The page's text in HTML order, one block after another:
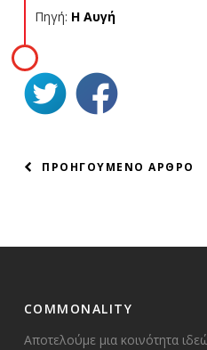
Πηγή: Η Αυγή
ΠΛΟΗΓΗΣΗ
ΠΡΟΗΓΟΥΜΕΝΟ ΑΡΘΡΟ
COMMONALITY
Αποτελούμε μια κοινότητα